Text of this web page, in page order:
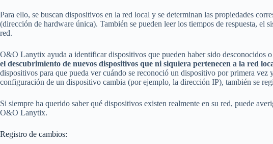
Para ello, se buscan dispositivos en la red local y se determinan las propiedades
(dirección de hardware única). También se pueden leer los tiempos de respuesta, el
red.
O&O Lanytix ayuda a identificar dispositivos que pueden haber sido desconocidos o
el descubrimiento de nuevos dispositivos que ni siquiera pertenecen a la red
dispositivos para que pueda ver cuándo se reconoció un dispositivo por primera
configuración de un dispositivo cambia (por ejemplo, la dirección IP), también se
Si siempre ha querido saber qué dispositivos existen realmente en su red, puede
O&O Lanytix.
Registro de cambios: